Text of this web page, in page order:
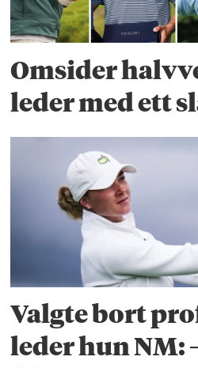
Omsider
leder med ett
Valgte bort
leder hun NM: